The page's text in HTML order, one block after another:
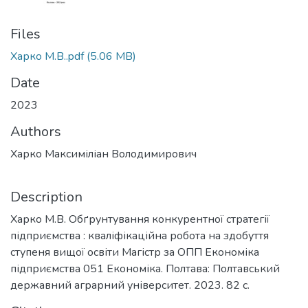
Files
Харко М.В..pdf(5.06 MB)
Date
2023
Authors
Харко Максиміліан Володимирович
Description
Харко М.В. Обґрунтування конкурентної стратегії
підприємства : кваліфікаційна робота на здобуття
ступеня вищої освіти Магістр за ОПП Економіка
підприємства 051 Економіка. Полтава: Полтавський
державний аграрний університет. 2023. 82 с.